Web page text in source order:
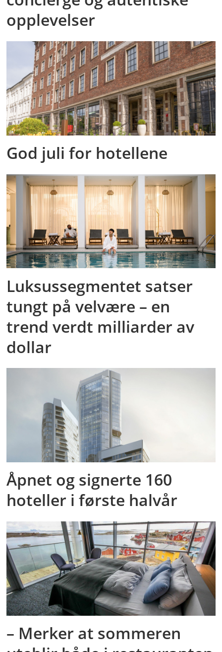
opplevelser
God juli for hotellene
Luksussegmentet satser
tungt på velvære – en
trend verdt milliarder av
dollar
Åpnet og signerte 160
hoteller i første halvår
– Merker at sommeren